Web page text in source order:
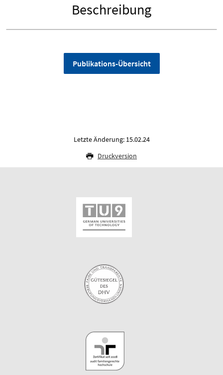
Beschreibung
Publikations-Übersicht
Letzte Änderung: 15.02.24
Druckversion